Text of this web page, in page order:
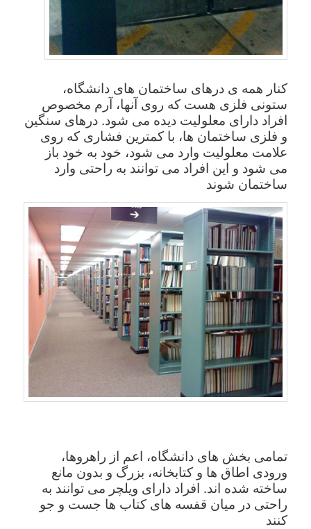
ستونی فلزی هست که روی آنها، آرم مخصوص
افراد دارای معلولیت دیده می شود. درهای سنگین
و فلزی ساختمان ها، با کمترین فشاری که روی
علامت معلولیت وارد می شود، خود به خود باز
می شود و این افراد می توانند به راحتی وارد
ساختمان شوند
تمامی بخش های دانشگاه، اعم از راهروها،
ورودی اطاق ها و کتابخانه، بزرگ و بدون مانع
ساخته شده اند. افراد دارای ویلچر می توانند به
راحتی در میان قفسه های کتاب ها جست و جو
کنند